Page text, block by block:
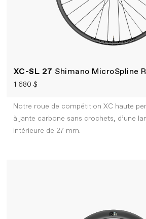
XC-SL 27 Shimano MicroSpline
1 680 $
Notre roue de compétition XC haute
à jante carbone sans crochets, d’une
intérieure de 27 mm.